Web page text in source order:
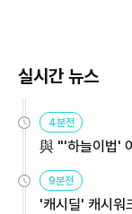
실시간 뉴스
4분전
與 "'하늘이법'
9분전
'캐시딜' 캐시워